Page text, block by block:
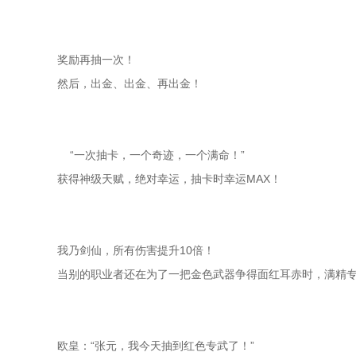
奖励再抽一次！
然后，出金、出金、再出金！
“一次抽卡，一个奇迹，一个满命！”
获得神级天赋，绝对幸运，抽卡时幸运MAX！
我乃剑仙，所有伤害提升10倍！
当别的职业者还在为了一把金色武器争得面红耳赤时，满精
欧皇：“张元，我今天抽到红色专武了！”